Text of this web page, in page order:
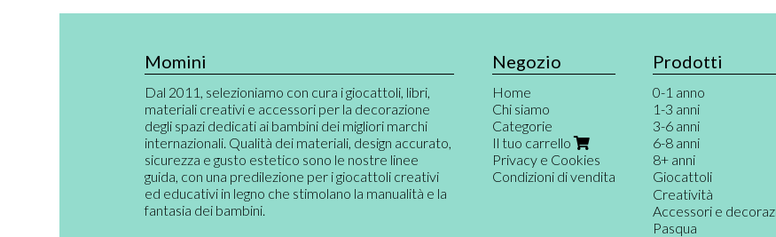
Momini
Dal 2011, selezioniamo con cura i giocattoli, libri,
materiali creativi e accessori per la decorazione
degli spazi dedicati ai bambini dei migliori marchi
internazionali. Qualità dei materiali, design accurato,
sicurezza e gusto estetico sono le nostre linee
guida, con una predilezione per i giocattoli creativi
ed educativi in legno che stimolano la manualità e la
fantasia dei bambini.
Negozio
Home
Chi siamo
Categorie
Il tuo carrello
Privacy e Cookies
Condizioni di vendita
Prodotti
0-1 anno
1-3 anni
3-6 anni
6-8 anni
8+ anni
Giocattoli
Giochi per neonati
Primi giochi
Gioco destrutturato
Creatività
Accessori e
Pasqua